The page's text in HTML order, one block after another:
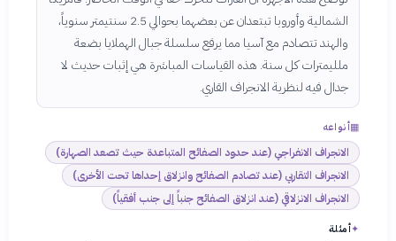
الشمالية وأوروبا تبتعدان عن بعضهما بحوالي 2.5 سنتيمتر سنوياً،
والهند تتصادم مع آسيا مما يرفع سلسلة جبال الهملايا بضعة
ملليمترات كل سنة. هذه القياسات المباشرة هي إثبات حديث لا
جدال فيه لنظرية الانجراف القاري.
▦أنواعه
الانجراف الانفراجي (عند حدود الصفائح المتباعدة حيث تصعد الصهارة)
الانجراف التقاربي (عند تصادم الصفائح وانزلاق إحداها تحت الأخرى)
الانجراف الانزلاقي (عند انزلاق الصفائح جنباً إلى جنب أفقياً)
✦أمثلة